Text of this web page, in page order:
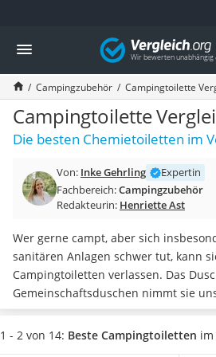
Die beliebtesten Vergleiche nach
Freizeit & Sport
Gartentrampolin
Trampolin
Metalldetektor
Eufab-Fahrradträger
Trampolin 366 cm
Aluminium-Koffer
Futterboot
E-Bike-Dreirad
Trekkingschuhe Herren
Reisetasche mit Rollen
Klimmzugstation
Koffer
Nachtsichtgerät
Vergleich
Campingzubehör Campingtoilette
Campingtoilette
Die besten Chemietoiletten im
Von: Inke Gehrling
Expertin
Fachbereich:Campingzubehör
Redakteurin: Henriette Ast
Wer gerne campt, aber sich
sanitären Anlagen schwer tut, kann
Campingtoiletten verlassen. Das
Gemeinschaftsduschen nimmt sie
aber für den Toilettengang kann sie
Plus an Komfortbedeuten.
1 - 2 von 14: Beste Campingtoiletten im